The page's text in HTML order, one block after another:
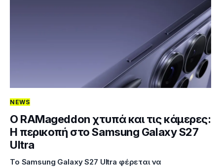
NEWS
O RAMageddon χτυπά και τις κάμερες:
Η περικοπή στο Samsung Galaxy S27
Ultra
Το Samsung Galaxy S27 Ultra φέρεται να